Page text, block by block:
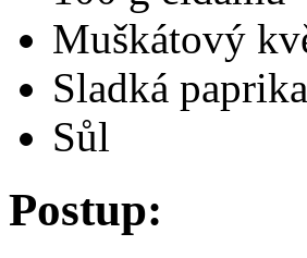
Muškátový
Sladká paprika
Sůl
Postup: